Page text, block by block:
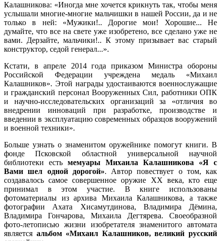
Калашникова: «Иногда мне хочется крикнуть так, чтобы меня
услышали многие-многие мальчишки в нашей России, да и не
только в ней: «Мужики!.. Дорогие мои! Хорошие... Не
думайте, что все на свете уже изобретено, все сделано уже не
вами. Дерзайте, мальчики!.. К этому призывает вас старый
конструктор, седой генерал...».
Кстати, в апреле 2014 года приказом Министра обороны
Российской Федерации учреждена медаль «Михаил
Калашников». Этой награды удостаиваются военнослужащие
и гражданский персонал Вооруженных Сил, работники ОПК
и научно-исследовательских организаций за «отличия во
внедрении инноваций при разработке, производстве и
введении в эксплуатацию современных образцов вооружений
и военной техники».
Больше узнать о знаменитом оружейнике помогут книги. В
фонде Псковской областной универсальной научной
библиотеки есть мемуары Михаила Калашникова «Я с
Вами шел одной дорогой». Автор повествует о том, как
создавалось самое совершенное оружие XX века, кто еще
принимал в этом участие. В книге использованы
фотоматериалы из архива Михаила Калашникова, а также
фотографии Ахата Хисамутдинова, Владимира Дёмина,
Владимира Гончарова, Михаила Дегтярева. Своеобразной
фото-летописью жизни изобретателя знаменитого автомата
является альбом «Михаил Калашников, великий русский